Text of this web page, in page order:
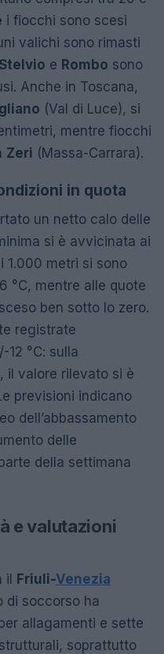
i fiocchi sono scesi
valichi sono rimasti
e Rombo sono
Anche in Toscana,
(Val di Luce), si
mentre fiocchi
Zeri (Massa-Carrara).
in quota
un netto calo delle
si è avvicinata ai
1.000 metri si sono
°C, mentre alle quote
ben sotto lo zero.
registrate
12 °C: sulla
, il valore rilevato si è
previsioni indicano
dell’abbassamento
delle
della settimana
e valutazioni
Friuli-Venezia
di soccorso ha
allagamenti e sette
soprattutto